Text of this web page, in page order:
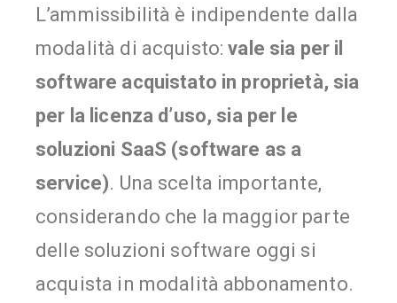
L’ammissibilità è indipendente dalla
modalità di acquisto:vale sia per il
software acquistato in proprietà, sia
per la licenza d’uso, sia per le
soluzioni SaaS (software as a
service). Una scelta importante,
considerando che la maggior parte
delle soluzioni software oggi si
acquista in modalità abbonamento.